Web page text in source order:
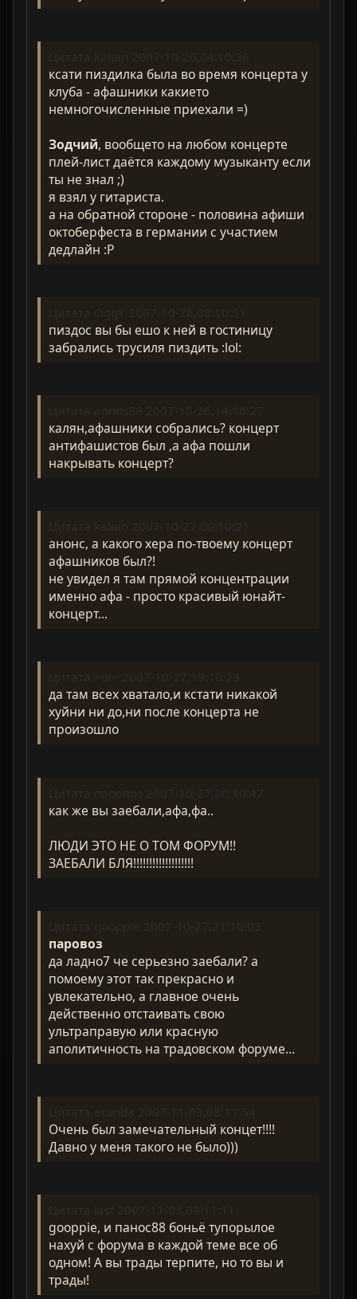
ксати пиздилка была во время концерта у
клуба - афашники какието
немногочисленные приехали =)
Зодчий, вообщето на любом концерте
плей-лист даётся каждому музыканту если
ты не знал ;)
я взял у гитариста.
а на обратной стороне - половина афиши
октоберфеста в германии с участием
дедлайн :P
пиздос вы бы ешо к ней в гостиницу
забрались трусиля пиздить :lol:
калян,афашники собрались? концерт
антифашистов был ,а афа пошли
накрывать концерт?
анонс, а какого хера по-твоему концерт
афашников был?!
не увидел я там прямой концентрации
именно афа - просто красивый юнайт-
концерт...
да там всех хватало,и кстати никакой
хуйни ни до,ни после концерта не
произошло
как же вы заебали,афа,фа..
ЛЮДИ ЭТО НЕ О ТОМ ФОРУМ!!
ЗАЕБАЛИ БЛЯ!!!!!!!!!!!!!!!!!!!
паровоз
да ладно7 че серьезно заебали? а
помоему этот так прекрасно и
увлекательно, а главное очень
действенно отстаивать свою
ультраправую или красную
аполитичность на традовском форуме...
Очень был замечательный концет!!!!
Давно у меня такого не было)))
gooppie, и панос88 боньё тупорылое
нахуй с форума в каждой теме все об
одном! А вы трады терпите, но то вы и
трады!